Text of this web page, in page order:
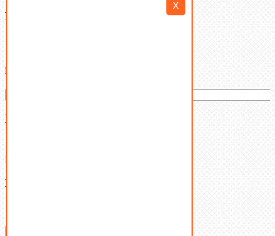
X
Filter By
Категории товаров
Ваша корзина
В корзине нет товаров.
Поиск